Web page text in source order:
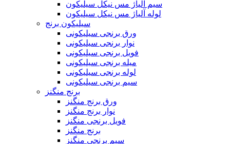
سیم آلیاژ مس نیکل سیلیکون
لوله آلیاژ مس نیکل سیلیکون
سیلیکون برنج
ورق برنجی سیلیکونی
نوار برنجی سیلیکونی
فویل برنجی سیلیکونی
میله برنجی سیلیکونی
لوله برنجی سیلیکونی
سیم برنجی سیلیکونی
برنج منگنز
ورق برنج منگنز
نوار برنج منگنز
فویل برنجی منگنز
برنج منگنز
سیم برنجی منگنز